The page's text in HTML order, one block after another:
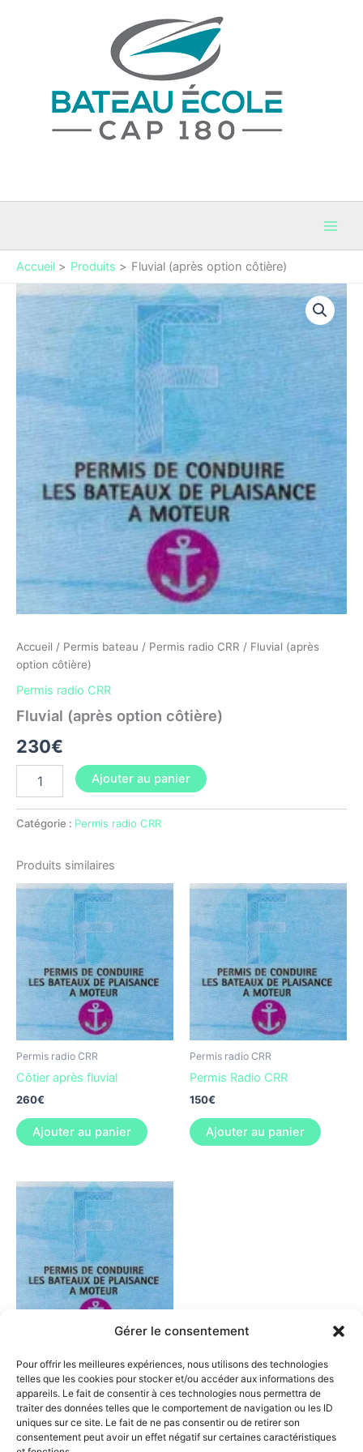
Gérer le consentement
Pour offrir les meilleures expériences, nous utilisons des technologies
telles que les cookies pour stocker et/ou accéder aux informations des
appareils. Le fait de consentir à ces technologies nous permettra de
traiter des données telles que le comportement de navigation ou les ID
uniques sur ce site. Le fait de ne pas consentir ou de retirer son
consentement peut avoir un effet négatif sur certaines caractéristiques
Accueil Produits Fluvial (après option côtière)
Accueil / Permis bateau / Permis radio CRR / Fluvial (après
option côtière)
Permis radio CRR
Fluvial (après option côtière)
230€
quantité
côtière)
Ajouter au panier
Catégorie : Permis radio CRR
Produits similaires
Permis radio CRR
Côtier après fluvial
260€
Ajouter au panier
Permis radio CRR
Permis Radio CRR
150€
Ajouter au panier
Confort
450€
Ajouter au panier